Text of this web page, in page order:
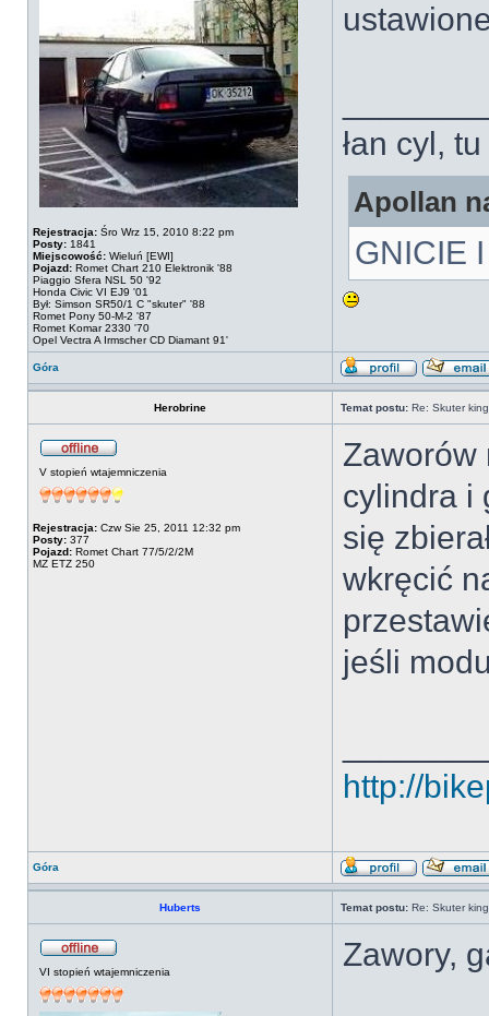
Rejestracja: Śro Wrz 15, 2010 8:22 pm
Posty: 1841
Miejscowość: Wieluń [EWI]
Pojazd: Romet Chart 210 Elektronik '88
Piaggio Sfera NSL 50 '92
Honda Civic VI EJ9 '01
Był: Simson SR50/1 C "skuter" '88
Romet Pony 50-M-2 '87
Romet Komar 2330 '70
Opel Vectra A Irmscher CD Diamant 91'
łan cyl,
Apollan
GNICIE
Góra
Herobrine Temat postu: Re: Skuter
V stopień wtajemniczenia
Rejestracja: Czw Sie 25, 2011 12:32 pm
Posty: 377
Pojazd: Romet Chart 77/5/2/2M
MZ ETZ 250
Zaworów
cylindra i
się
wkręcić
jeśli
http://
Góra
Huberts Temat postu: Re: Skuter
VI stopień wtajemniczenia Zawory,